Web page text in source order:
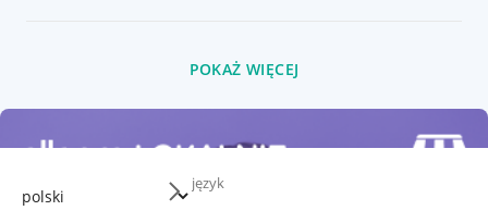
język
POKAŻ WIĘCEJ